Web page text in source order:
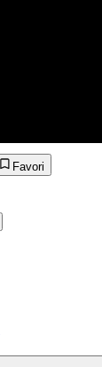
Favori